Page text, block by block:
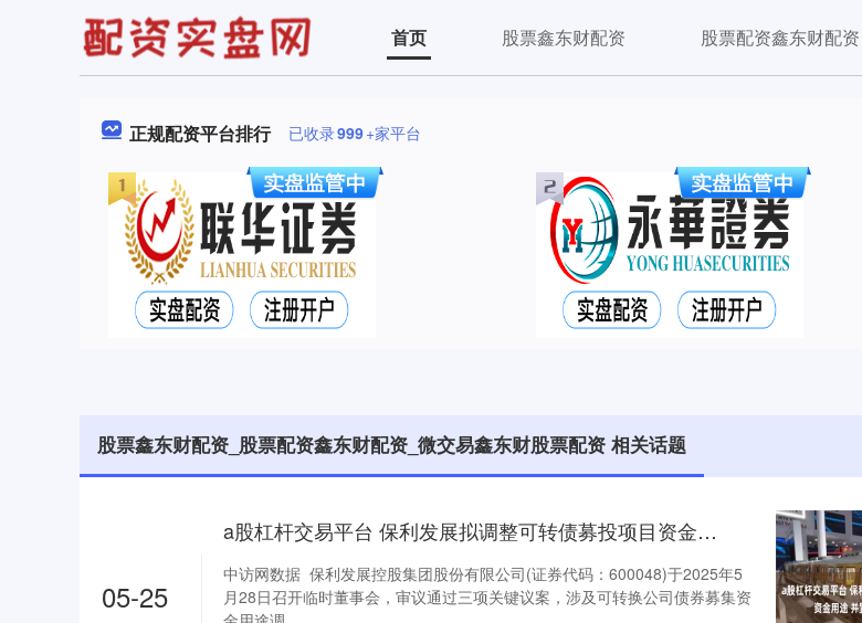
首页 股票鑫东财配资 股票配资鑫东财配资
正规配资平台排行 已收录999+家平台
股票鑫东财配资_股票配资鑫东财配资_微交易鑫东财股票配资 相关话题
05-25
a股杠杆交易平台 保利发展拟调整可转债募投项目资金用途 并置换及补充流动资金
中访网数据 保利发展控股集团股份有限公司(证券代码：600048)于2025年5
月28日召开临时董事会，审议通过三项关键议案，涉及可转换公司债券募集资